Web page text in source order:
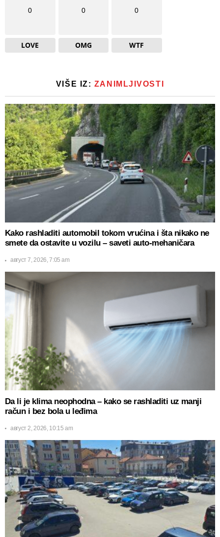
0
LOVE
0
OMG
0
WTF
VIŠE IZ: ZANIMLJIVOSTI
Kako rashladiti automobil tokom vrućina i šta nikako ne
smete da ostavite u vozilu – saveti auto-mehaničara
август 7, 2026, 7:05 am
Da li je klima neophodna – kako se rashladiti uz manji
račun i bez bola u leđima
август 2, 2026, 10:15 am